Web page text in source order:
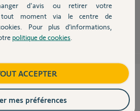
il y a presque 8 ans
vous a-t-elle aidé ?
OUI
d'avis ou retirer votre
tout moment via le centre de
Pour plus d’informations,
politique de cookies
ACCEPTER
mes préférences